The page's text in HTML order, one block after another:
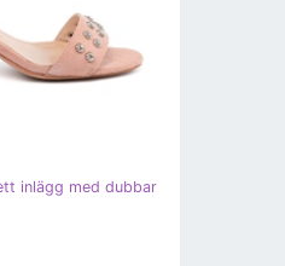
inlägg med dubbar